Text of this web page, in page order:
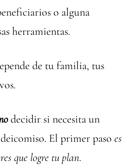
o alguna
herramientas.
de tu familia, tus
decidir si necesita un
El primer pasoes
que logre tu plan.